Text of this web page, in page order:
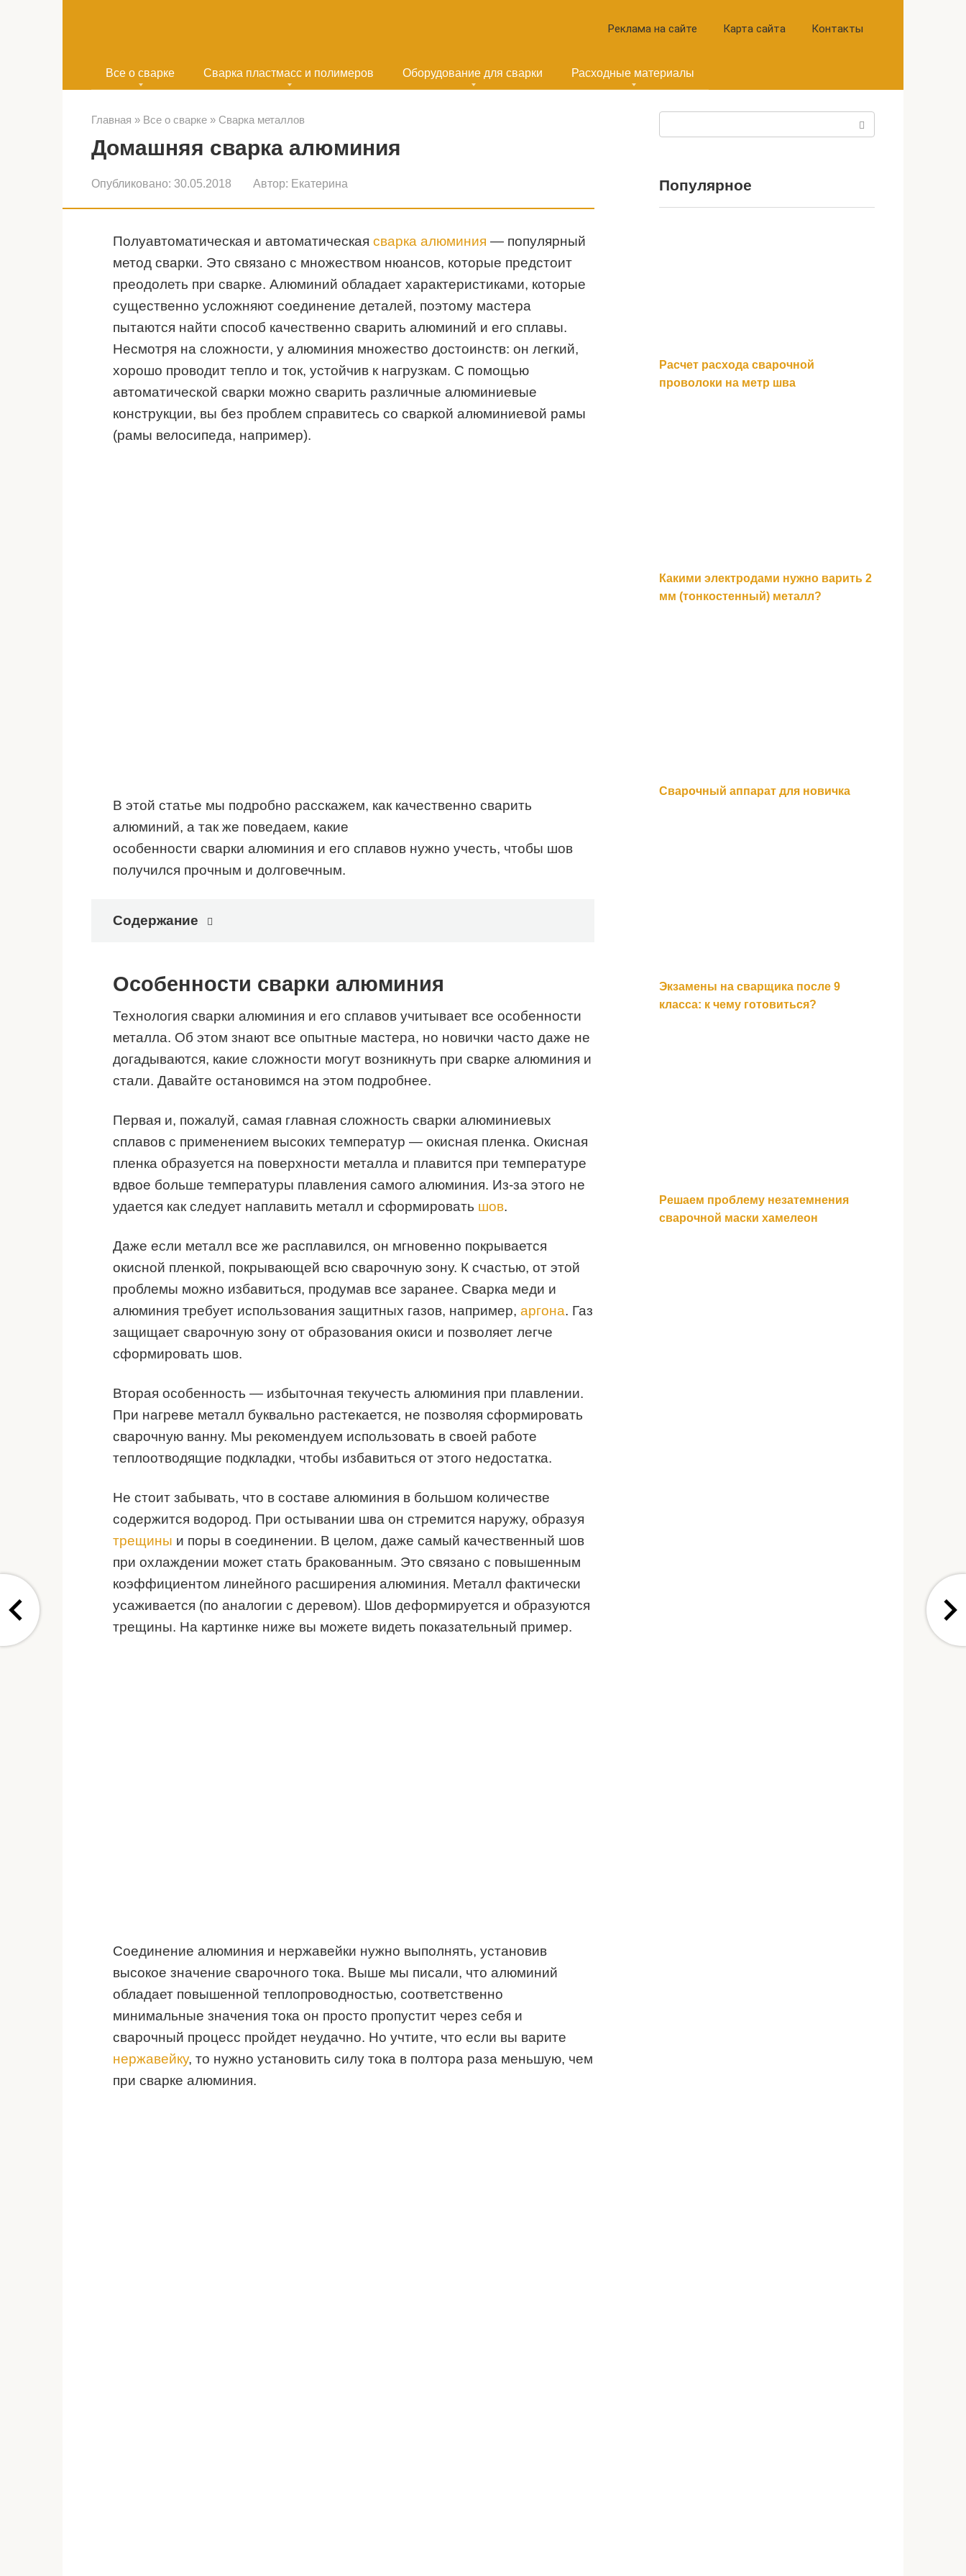
Реклама на сайте Карта сайта Контакты
Все о сварке Сварка пластмасс и полимеров Оборудование для сварки Расходные материалы
Главная » Все о сварке » Сварка металлов
Домашняя сварка алюминия
Опубликовано: 30.05.2018 Автор: Екатерина
Полуавтоматическая и автоматическая сварка алюминия — популярный
метод сварки. Это связано с множеством нюансов, которые предстоит
преодолеть при сварке. Алюминий обладает характеристиками, которые
существенно усложняют соединение деталей, поэтому мастера
пытаются найти способ качественно сварить алюминий и его сплавы.
Несмотря на сложности, у алюминия множество достоинств: он легкий,
хорошо проводит тепло и ток, устойчив к нагрузкам. С помощью
автоматической сварки можно сварить различные алюминиевые
конструкции, вы без проблем справитесь со сваркой алюминиевой рамы
(рамы велосипеда, например).
В этой статье мы подробно расскажем, как качественно сварить
алюминий, а так же поведаем, какие
особенности сварки алюминия и его сплавов нужно учесть, чтобы шов
получился прочным и долговечным.
Содержание
Особенности сварки алюминия
Технология сварки алюминия и его сплавов учитывает все особенности
металла. Об этом знают все опытные мастера, но новички часто даже не
догадываются, какие сложности могут возникнуть при сварке алюминия и
стали. Давайте остановимся на этом подробнее.
Первая и, пожалуй, самая главная сложность сварки алюминиевых
сплавов с применением высоких температур — окисная пленка. Окисная
пленка образуется на поверхности металла и плавится при температуре
вдвое больше температуры плавления самого алюминия. Из-за этого не
удается как следует наплавить металл и сформировать шов.
Даже если металл все же расплавился, он мгновенно покрывается
окисной пленкой, покрывающей всю сварочную зону. К счастью, от этой
проблемы можно избавиться, продумав все заранее. Сварка меди и
алюминия требует использования защитных газов, например, аргона. Газ
защищает сварочную зону от образования окиси и позволяет легче
сформировать шов.
Вторая особенность — избыточная текучесть алюминия при плавлении.
При нагреве металл буквально растекается, не позволяя сформировать
сварочную ванну. Мы рекомендуем использовать в своей работе
теплоотводящие подкладки, чтобы избавиться от этого недостатка.
Не стоит забывать, что в составе алюминия в большом количестве
содержится водород. При остывании шва он стремится наружу, образуя
трещины и поры в соединении. В целом, даже самый качественный шов
при охлаждении может стать бракованным. Это связано с повышенным
коэффициентом линейного расширения алюминия. Металл фактически
усаживается (по аналогии с деревом). Шов деформируется и образуются
трещины. На картинке ниже вы можете видеть показательный пример.
Соединение алюминия и нержавейки нужно выполнять, установив
высокое значение сварочного тока. Выше мы писали, что алюминий
обладает повышенной теплопроводностью, соответственно
минимальные значения тока он просто пропустит через себя и
сварочный процесс пройдет неудачно. Но учтите, что если вы варите
нержавейку, то нужно установить силу тока в полтора раза меньшую, чем
при сварке алюминия.
Популярное
Расчет расхода сварочной
проволоки на метр шва
Какими электродами нужно варить 2
мм (тонкостенный) металл?
Сварочный аппарат для новичка
Экзамены на сварщика после 9
класса: к чему готовиться?
Решаем проблему незатемнения
сварочной маски хамелеон